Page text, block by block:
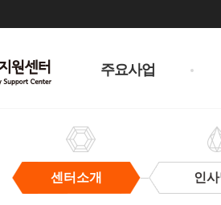
주요사업
센터소개 인